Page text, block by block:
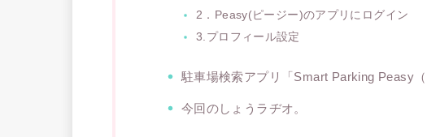
2．Peasy(ピージー)のアプリにログイン
3.プロフィール設定
駐車場検索アプリ「Smart Parking Peasy
今回のしょうラヂオ。